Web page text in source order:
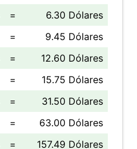
=
6.30 Dólares
=
9.45 Dólares
=
12.60 Dólares
=
15.75 Dólares
=
31.50 Dólares
=
63.00 Dólares
= 157.49 Dólares